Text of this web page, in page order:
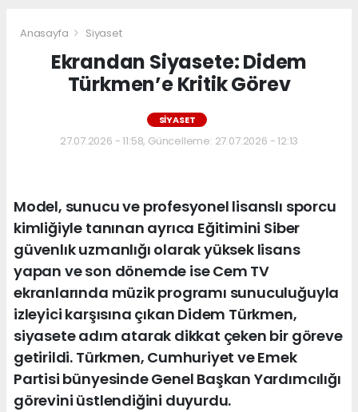
Anasayfa Siyaset
Ekrandan Siyasete: Didem
Türkmen’e Kritik Görev
SIYASET
27.07.2026 - 11:58, Güncelleme: 27.07.2026 - 12:13
Model, sunucu ve profesyonel lisanslı sporcu
kimliğiyle tanınan ayrıca Eğitimini Siber
güvenlık uzmanlığı olarak yüksek lisans
yapan ve son dönemde ise Cem TV
ekranlarında müzik programı sunuculuğuyla
izleyici karşısına çıkan Didem Türkmen,
siyasete adım atarak dikkat çeken bir göreve
getirildi. Türkmen, Cumhuriyet ve Emek
Partisi bünyesinde Genel Başkan Yardımcılığı
görevini üstlendiğini duyurdu.